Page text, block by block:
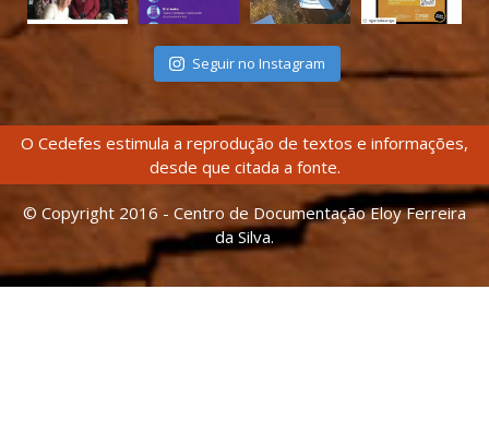
Seguir no Instagram
O Cedefes estimula a reprodução de textos e informações,
desde que citada a fonte.
© Copyright 2016 - Centro de Documentação Eloy Ferreira
da Silva.